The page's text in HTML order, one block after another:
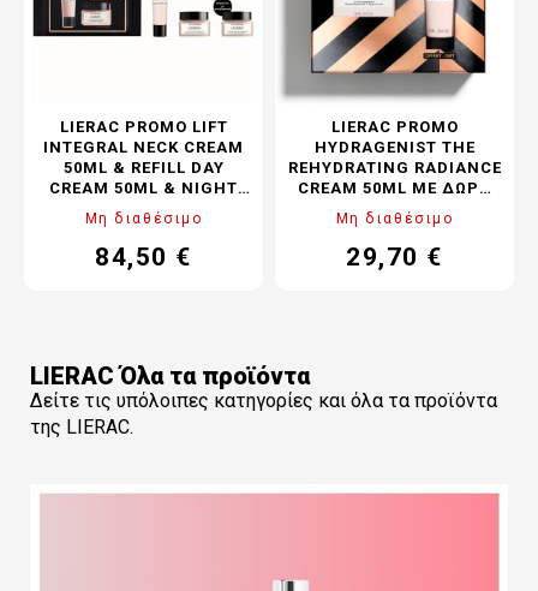
LIERAC PROMO LIFT
INTEGRAL NECK CREAM
50ML & REFILL DAY
CREAM 50ML & NIGHT
CREAM 50ML
Μη διαθέσιμο
Τιμή
84,50 €
LIERAC PROMO
HYDRAGENIST THE
REHYDRATING RADIANCE
CREAM 50ML ΜΕ ΔΏΡΟ
THE PLUMPING MASK
75ML
Μη διαθέσιμο
Τιμή
29,70 €
LIERAC Όλα τα προϊόντα
Δείτε τις υπόλοιπες κατηγορίες και όλα τα προϊόντα
της LIERAC.